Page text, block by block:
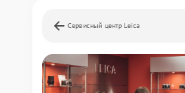
Сервисный центр Leica